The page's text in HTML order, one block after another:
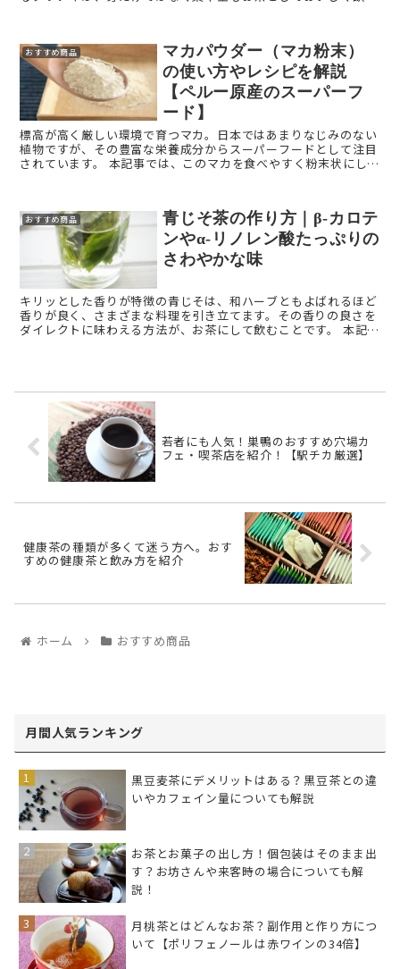
おすすめ商品
マカパウダー（マカ粉末）
の使い方やレシピを解説
【ペルー原産のスーパーフ
ード】
標高が高く厳しい環境で育つマカ。日本ではあまりなじみのない
植物ですが、その豊富な栄養成分からスーパーフードとして注目
されています。 本記事では、このマカを食べやすく粉末状にした
おすすめ商品
青じそ茶の作り方｜β-カロテ
ンやα-リノレン酸たっぷりの
さわやかな味
キリッとした香りが特徴の青じそは、和ハーブともよばれるほど
香りが良く、さまざまな料理を引き立てます。その香りの良さを
ダイレクトに味わえる方法が、お茶にして飲むことです。 本記事
若者にも人気！巣鴨のおすすめ穴場カ
フェ・喫茶店を紹介！【駅チカ厳選】
健康茶の種類が多くて迷う方へ。おす
すめの健康茶と飲み方を紹介
ホーム おすすめ商品
月間人気ランキング
黒豆麦茶にデメリットはある？黒豆茶との違
いやカフェイン量についても解説
お茶とお菓子の出し方！個包装はそのまま出
す？お坊さんや来客時の場合についても解
説！
月桃茶とはどんなお茶？副作用と作り方につ
いて【ポリフェノールは赤ワインの34倍】